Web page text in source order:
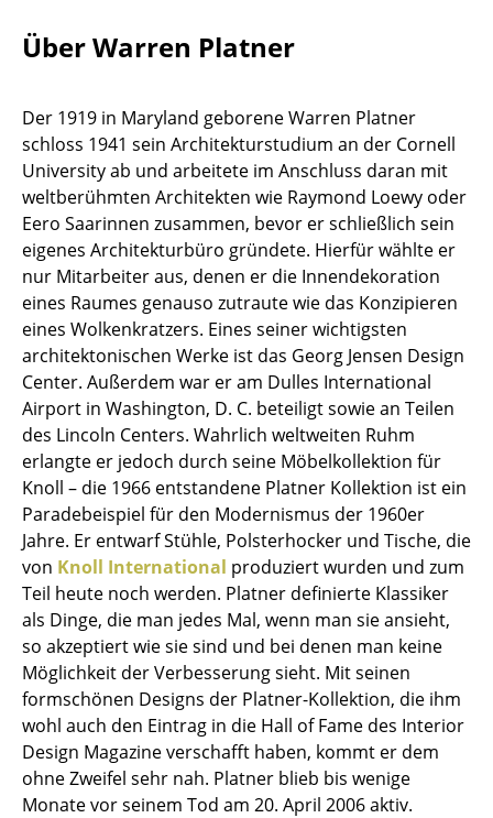
... alle Tische
Aufbewahren
Regale & Schränke
Bücherregale
Wandregale
Sideboards & Kommoden
TV Möbel
Beistell- & Rollcontainer
Barmöbel
Garderoben
Kleinaufbewahrung
Einzelteile
... alle Aufbewahrungsmöbel
Licht
Hängeleuchten & Deckenleuchten
Tischleuchten
Schreibtischleuchten
Über Warren Platner
Der 1919 in Maryland geborene Warren Platner
schloss 1941 sein Architekturstudium an der Cornell
University ab und arbeitete im Anschluss daran mit
weltberühmten Architekten wie Raymond Loewy oder
Eero Saarinnen zusammen, bevor er schließlich sein
eigenes Architekturbüro gründete. Hierfür wählte er
nur Mitarbeiter aus, denen er die Innendekoration
eines Raumes genauso zutraute wie das Konzipieren
eines Wolkenkratzers. Eines seiner wichtigsten
architektonischen Werke ist das Georg Jensen Design
Center. Außerdem war er am Dulles International
Airport in Washington, D. C. beteiligt sowie an Teilen
des Lincoln Centers. Wahrlich weltweiten Ruhm
erlangte er jedoch durch seine Möbelkollektion für
Knoll – die 1966 entstandene Platner Kollektion ist ein
Paradebeispiel für den Modernismus der 1960er
Jahre. Er entwarf Stühle, Polsterhocker und Tische, die
von Knoll International produziert wurden und zum
Teil heute noch werden. Platner definierte Klassiker
als Dinge, die man jedes Mal, wenn man sie ansieht,
so akzeptiert wie sie sind und bei denen man keine
Möglichkeit der Verbesserung sieht. Mit seinen
formschönen Designs der Platner-Kollektion, die ihm
wohl auch den Eintrag in die Hall of Fame des Interior
Design Magazine verschafft haben, kommt er dem
ohne Zweifel sehr nah. Platner blieb bis wenige
Monate vor seinem Tod am 20. April 2006 aktiv.